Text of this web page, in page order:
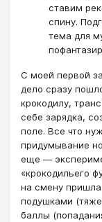
ставим
спину.
тема для
С моей первой
дело сразу
крокодилу,
себе зарядка,
поле. Все что
придумывание
еще —
«крокодильего
на смену
подушками
баллы